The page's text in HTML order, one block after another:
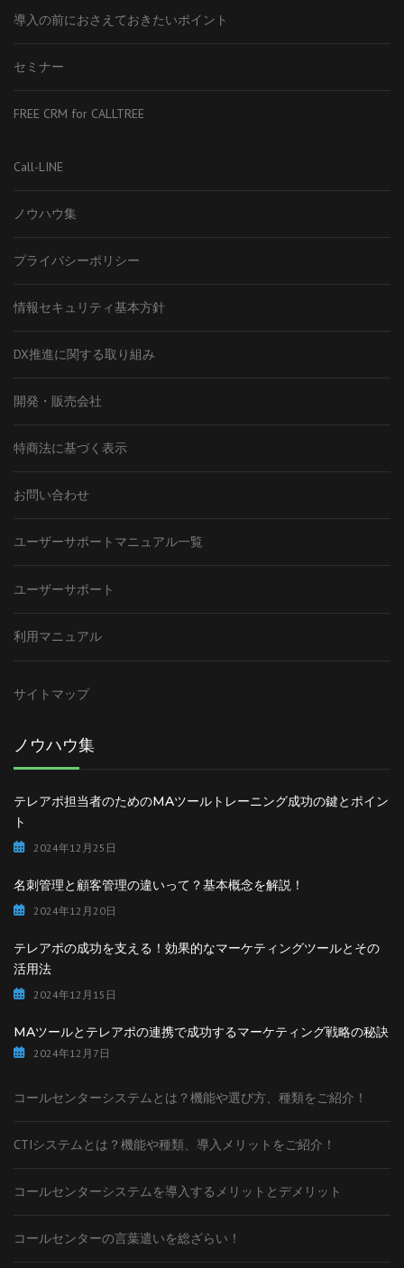
導入の前におさえておきたいポイント
セミナー
FREE CRM for CALLTREE
Call-LINE
ノウハウ集
プライバシーポリシー
情報セキュリティ基本方針
DX推進に関する取り組み
開発・販売会社
特商法に基づく表示
お問い合わせ
ユーザーサポートマニュアル一覧
ユーザーサポート
利用マニュアル
サイトマップ
ノウハウ集
テレアポ担当者のためのMAツールトレーニング成功の鍵とポイン
ト
2024年12月25日
名刺管理と顧客管理の違いって？基本概念を解説！
2024年12月20日
テレアポの成功を支える！効果的なマーケティングツールとその
活用法
2024年12月15日
MAツールとテレアポの連携で成功するマーケティング戦略の秘訣
2024年12月7日
コールセンターシステムとは？機能や選び方、種類をご紹介！
CTIシステムとは？機能や種類、導入メリットをご紹介！
コールセンターシステムを導入するメリットとデメリット
コールセンターの言葉遣いを総ざらい！